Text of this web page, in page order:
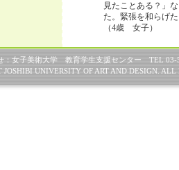
見たことある？」
た。緊張を和らげ
（4歳 女子）
：女子美術大学 教育学生支援センター TEL
JOSHIBI UNIVERSITY OF ART AND DESIGN. ALL